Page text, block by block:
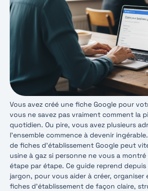
Vous avez créé une fiche Google pour
vous ne savez pas vraiment comment la
quotidien. Ou pire, vous avez plusieurs
l’ensemble commence à devenir
de fiches d’établissement Google peut
usine à gaz si personne ne vous a montré
étape par étape. Ce guide reprend
jargon, pour vous aider à créer, organiser
fiches d’établissement de façon claire,